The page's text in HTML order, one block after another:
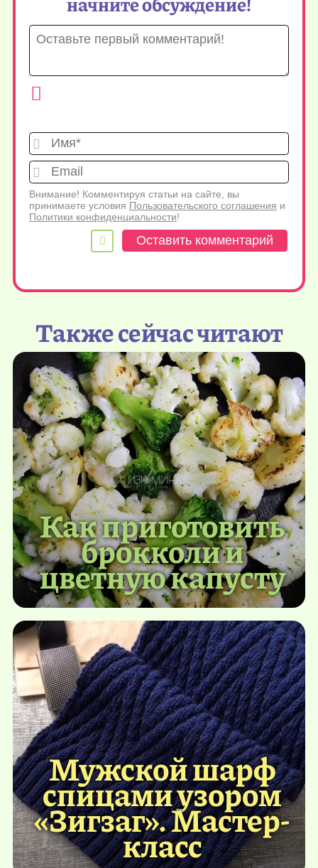
Имя*
Внимание! Комментируя статьи на сайте, вы
принимаете условия Пользовательского соглашения и
Политики конфиденциальности!
Также сейчас читают
Как приготовить
брокколи и
цветную капусту
Мужской шарф
спицами узором
«Зигзаг». Мастер-
класс